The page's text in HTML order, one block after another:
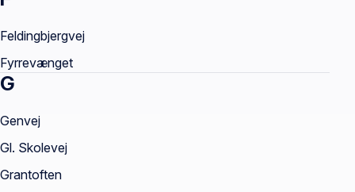
Feldingbjergvej
Fyrrevænget
G
Genvej
Gl. Skolevej
Grantoften